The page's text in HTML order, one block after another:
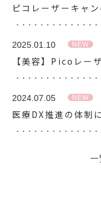
ピコレーザーキャ
2025.01.10
【美容】Picoレー
2024.07.05
医療DX推進の体制
一